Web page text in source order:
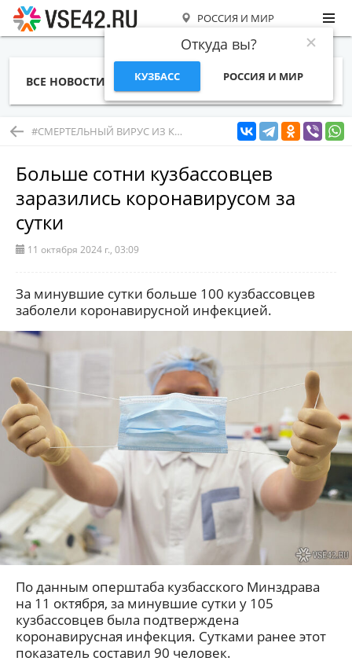
РОССИЯ И МИР
Откуда вы?
КУЗБАСС РОССИЯ И МИР
ВСЕ НОВОСТИ СТАТЬИ ТЕМЫ ФОТО
#СМЕРТЕЛЬНЫЙ ВИРУС ИЗ КИТАЯ
Больше сотни кузбассовцев
заразились коронавирусом за
сутки
11 октября 2024 г., 03:09
За минувшие сутки больше 100 кузбассовцев
заболели коронавирусной инфекцией.
По данным оперштаба кузбасского Минздрава
на 11 октября, за минувшие сутки у 105
кузбассовцев была подтверждена
коронавирусная инфекция. Сутками ранее этот
показатель составил 90 человек.